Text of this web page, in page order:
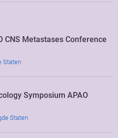
CNS Metastases Conference
Staten
Symposium APAO
Staten